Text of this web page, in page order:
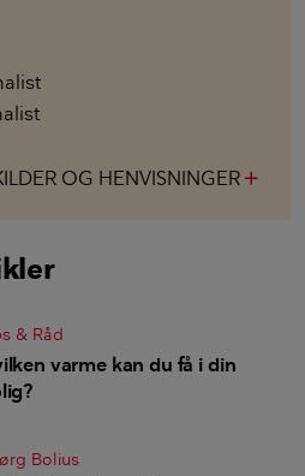
OG HENVISNINGER
& Råd
varme kan du få i din
Bolius